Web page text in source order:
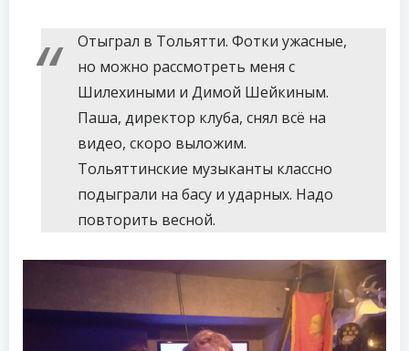
Отыграл в Тольятти. Фотки ужасные,
но можно рассмотреть меня с
Шилехиными и Димой Шейкиным.
Паша, директор клуба, снял всё на
видео, скоро выложим.
Тольяттинские музыканты классно
подыграли на басу и ударных. Надо
повторить весной.